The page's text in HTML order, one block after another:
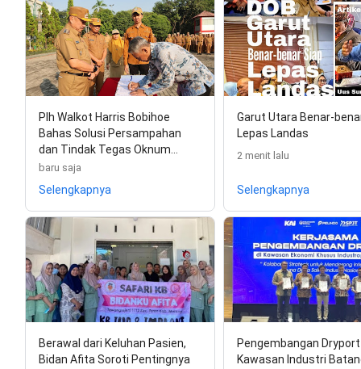
Plh Walkot Harris Bobihoe
Bahas Solusi Persampahan
dan Tindak Tegas Oknum…
baru saja
Selengkapnya
Garut Utara Benar-
Lepas Landas
2 menit lalu
Selengkapnya
Berawal dari Keluhan Pasien,
Bidan Afita Soroti Pentingnya
Pengembangan
Kawasan Industri